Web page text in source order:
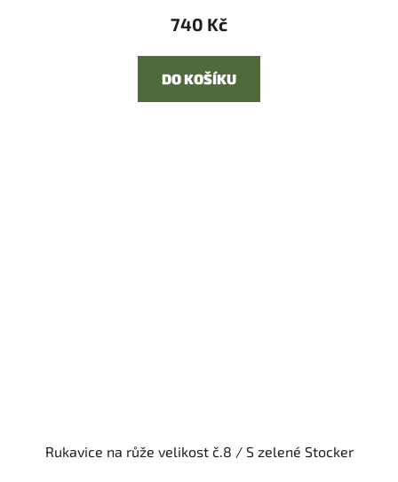
740 Kč
DO KOŠÍKU
Rukavice na růže velikost č.8 / S zelené Stocker